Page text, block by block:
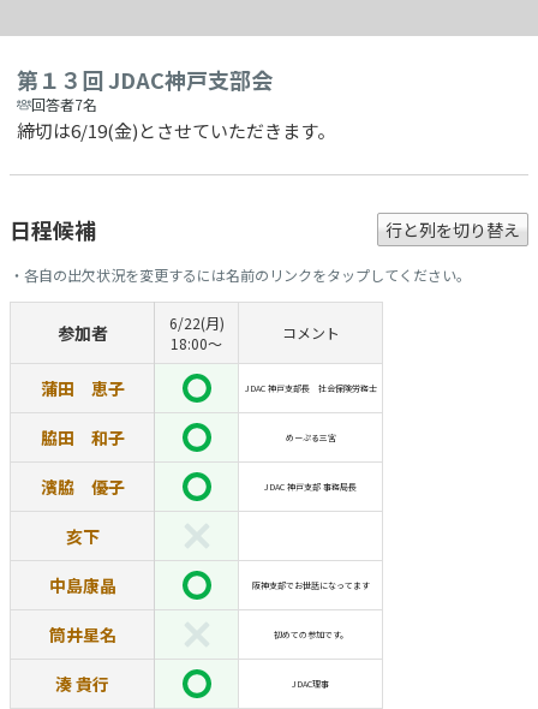
第１３回 JDAC神戸支部会
回答者7名
締切は6/19(金)とさせていただきます。
日程候補 行と列を切り替え
・各自の出欠状況を変更するには名前のリンクをタップしてください。
参加者
6/22(月)
18:00〜
コメント
蒲田 恵子 JDAC 神戸支部長 社会保険労務士
脇田 和子 めーぷる三宮
濱脇 優子 JDAC 神戸支部 事務局長
亥下
中島康晶 阪神支部でお世話になってます
筒井星名 初めての参加です。
湊 貴行 JDAC理事